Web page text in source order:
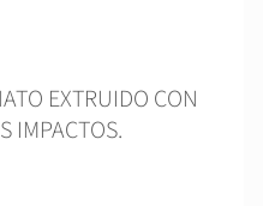
EXTRUIDO CON
IMPACTOS.